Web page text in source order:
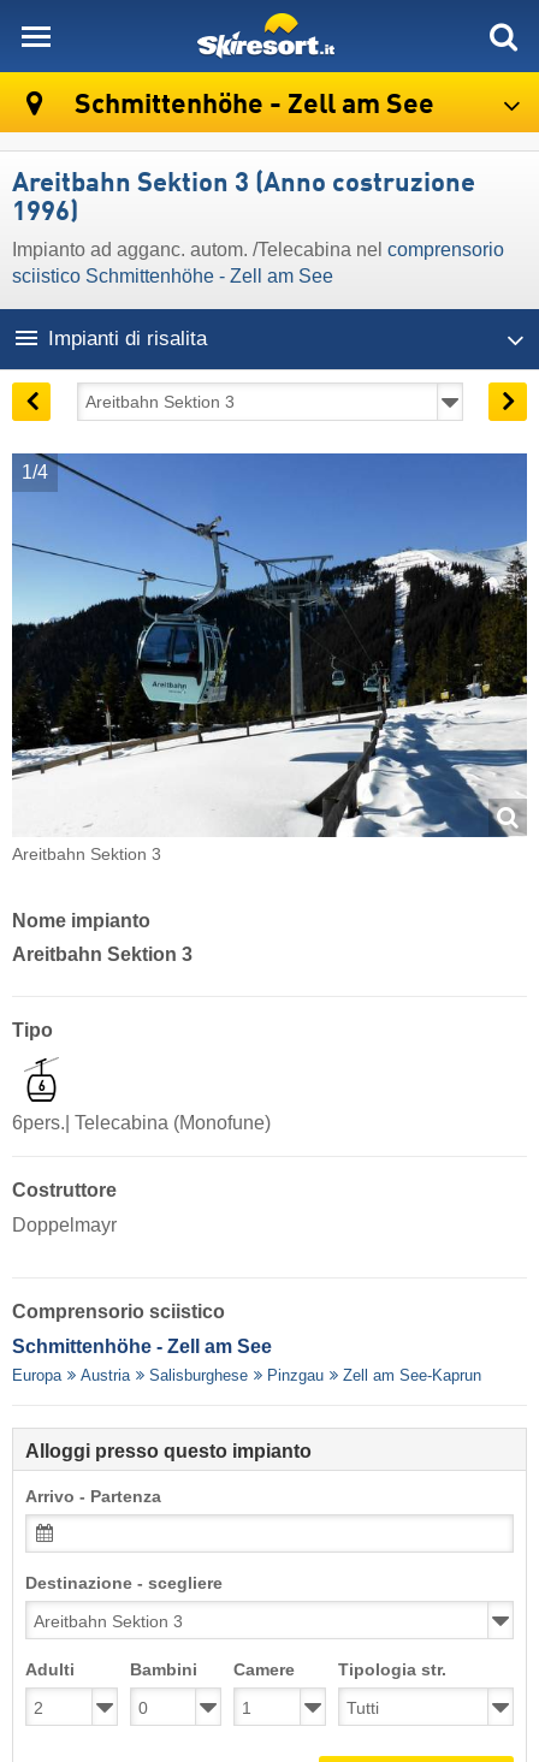
Schmittenhöhe - Zell am See
Areitbahn Sektion 3 (Anno costruzione
1996)
Impianto ad agganc. autom. /Telecabina nel comprensorio
sciistico Schmittenhöhe - Zell am See
Impianti di risalita
1/4
Areitbahn Sektion 3
Nome impianto
Areitbahn Sektion 3
Tipo
6pers.| Telecabina (Monofune)
Costruttore
Doppelmayr
Comprensorio sciistico
Schmittenhöhe - Zell am See
Europa Austria Salisburghese Pinzgau Zell am See-Kaprun
Alloggi presso questo impianto
Arrivo - Partenza
Destinazione - scegliere
Adulti Bambini Camere Tipologia str.